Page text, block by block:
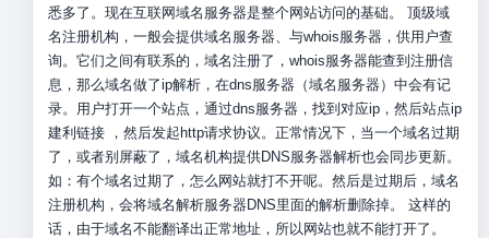
悉多了。现在互联网域名服务器是整个网站访问的基础。 顶级域
名注册机构，一般会提供域名服务器、与whois服务器，供用户查
询。它们之间有联系的，域名注册了，whois服务器能查到注册信
息，那么域名做了ip解析，在dns服务器（域名服务器）中会有记
录。用户打开一个站点，通过dns服务器，找到对应ip，然后站点ip
建利链接 ，然后发起http请求协议。正常情况下，当一个域名过期
了，或者别屏蔽了，域名机构提供DNS服务器解析也会同步更新。
如：有个域名过期了，怎么网站就打不开呢。然后是过期后，域名
注册机构，会将域名解析服务器DNS里面的解析删除掉。 这样的
话，由于域名不能翻译出正常地址，所以网站也就不能打开了。